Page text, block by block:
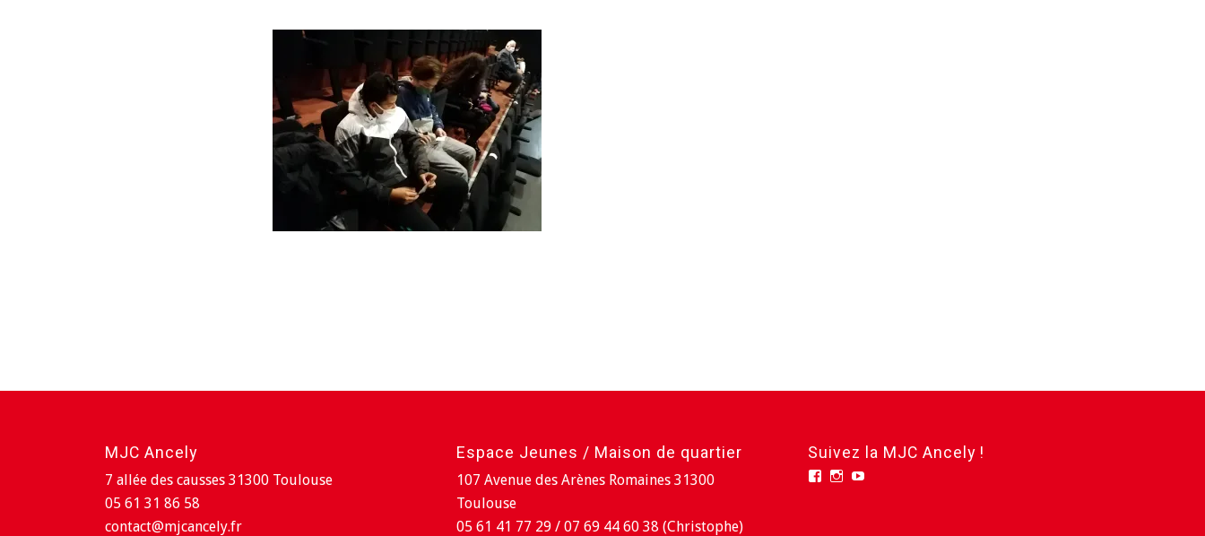
MJC Ancely
7 allée des causses 31300 Toulouse
05 61 31 86 58
contact@mjcancely.fr
Espace Jeunes / Maison de quartier
107 Avenue des Arènes Romaines 31300
Toulouse
05 61 41 77 29 / 07 69 44 60 38 (Christophe)
Suivez la MJC Ancely !
FacebookInstagram